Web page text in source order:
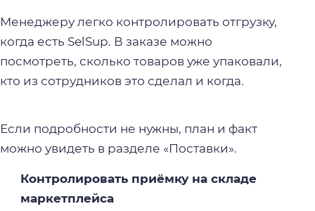
Менеджеру легко контролировать отгрузку,
когда есть SelSup. В заказе можно
посмотреть, сколько товаров уже упаковали,
кто из сотрудников это сделал и когда.
Если подробности не нужны, план и факт
можно увидеть в разделе «Поставки».
Контролировать приёмку на складе
маркетплейса